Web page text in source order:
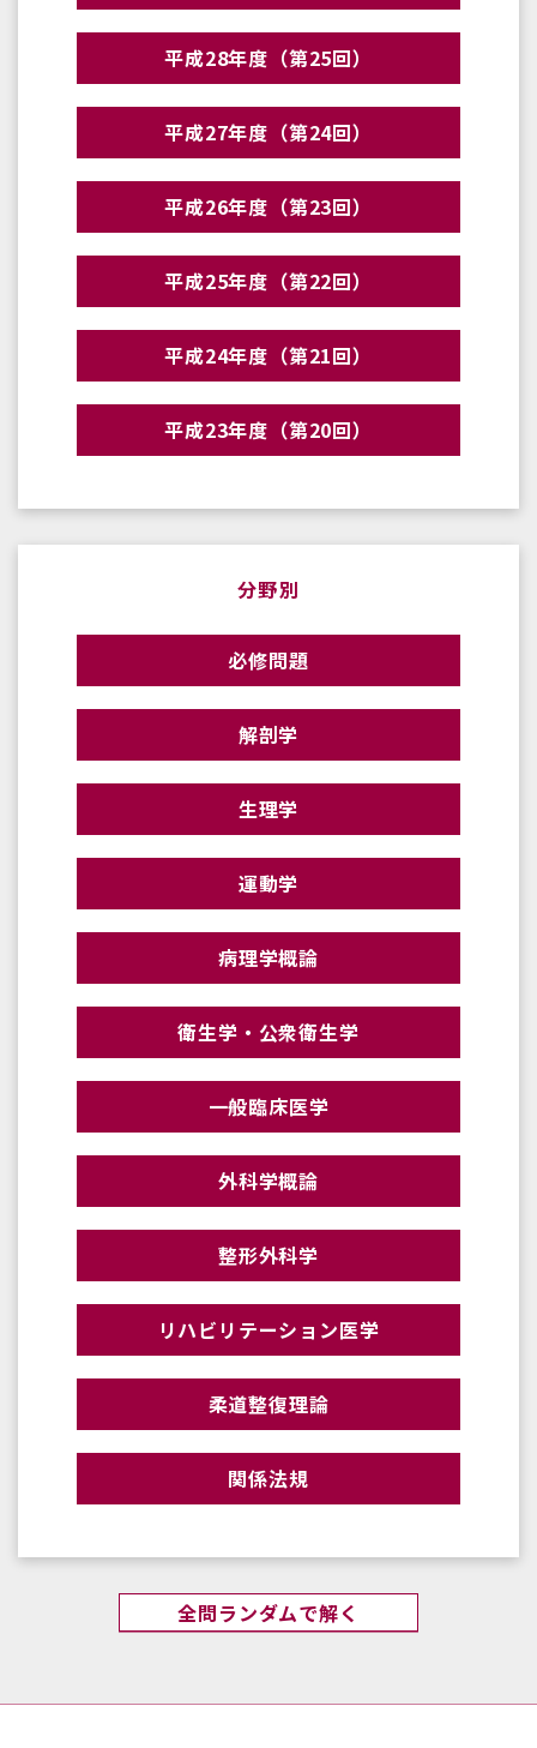
平成28年度（第25回）
平成27年度（第24回）
平成26年度（第23回）
平成25年度（第22回）
平成24年度（第21回）
平成23年度（第20回）
分野別
必修問題
解剖学
生理学
運動学
病理学概論
衛生学・公衆衛生学
一般臨床医学
外科学概論
整形外科学
リハビリテーション医学
柔道整復理論
関係法規
全問ランダムで解く